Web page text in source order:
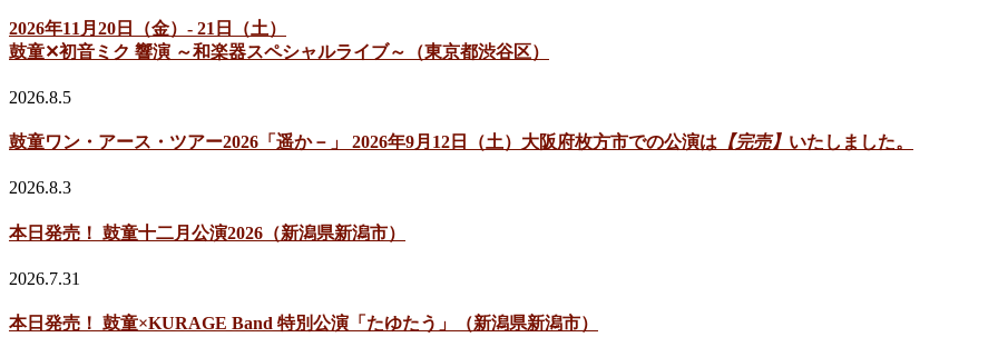
2026年11月20日（金）- 21日（土）
鼓童✕初音ミク 響演 ～和楽器スペシャルライブ～（東京都渋谷区）
2026.8.5
鼓童ワン・アース・ツアー2026「遥か－」 2026年9月12日（土）大阪府枚方市での公演は 【完売】 いたしました。
2026.8.3
本日発売！ 鼓童十二月公演2026（新潟県新潟市）
2026.7.31
本日発売！ 鼓童×KURAGE Band 特別公演「たゆたう」（新潟県新潟市）